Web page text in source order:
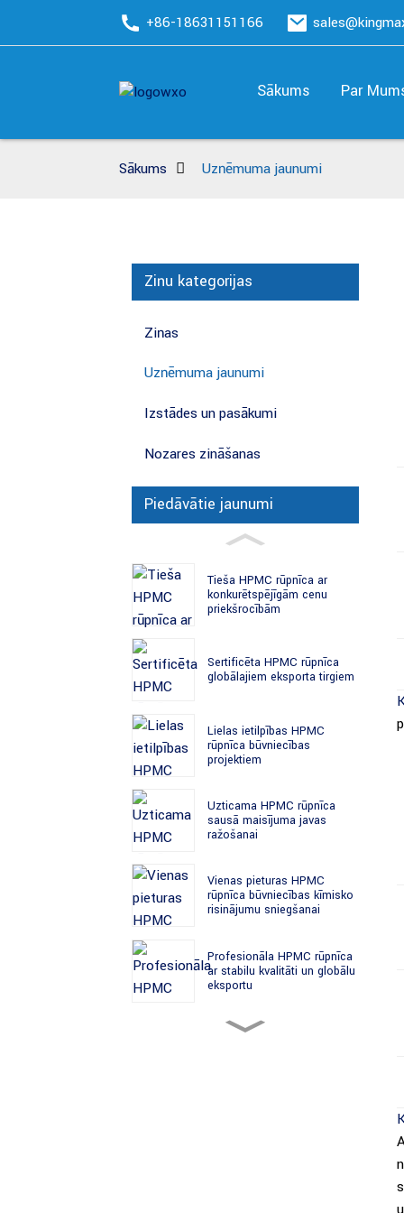
+86-18631151166
Sākums Par
Sākums Uzņēmuma jaunumi
Ziņu kategorijas
Ziņas
Uzņēmuma jaunumi
Izstādes un pasākumi
Nozares zināšanas
Piedāvātie jaunumi
Tieša HPMC rūpnīca ar
konkurētspējīgām cenu
priekšrocībām
Sertificēta HPMC rūpnīca
globālajiem eksporta tirgiem
Lielas ietilpības HPMC
rūpnīca būvniecības
projektiem
Uzticama HPMC rūpnīca
sausā maisījuma javas
ražošanai
Vienas pieturas HPMC
rūpnīca būvniecības ķīmisko
risinājumu sniegšanai
Profesionāla HPMC rūpnīca
ar stabilu kvalitāti un globālu
eksportu
HPMC vairumtirdzniecības